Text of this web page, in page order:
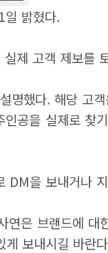
일 밝혔다.
제 고객 제보
명했다. 해당
공을 실제로
DM을 보내거나
은 브랜드에
보내시길 바란